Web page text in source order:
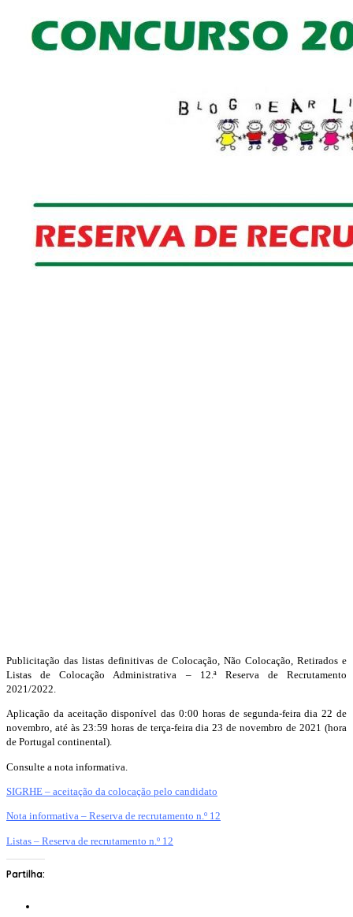
Publicitação das listas definitivas de Colocação, Não Colocação, Retirados e
Listas de Colocação Administrativa – 12.ª Reserva de Recrutamento
2021/2022.
Aplicação da aceitação disponível das 0:00 horas de segunda-feira dia 22 de
novembro, até às 23:59 horas de terça-feira dia 23 de novembro de 2021 (hora
de Portugal continental).
Consulte a nota informativa.
SIGRHE – aceitação da colocação pelo candidato
Nota informativa – Reserva de recrutamento n.º 12
Listas – Reserva de recrutamento n.º 12
Partilha: